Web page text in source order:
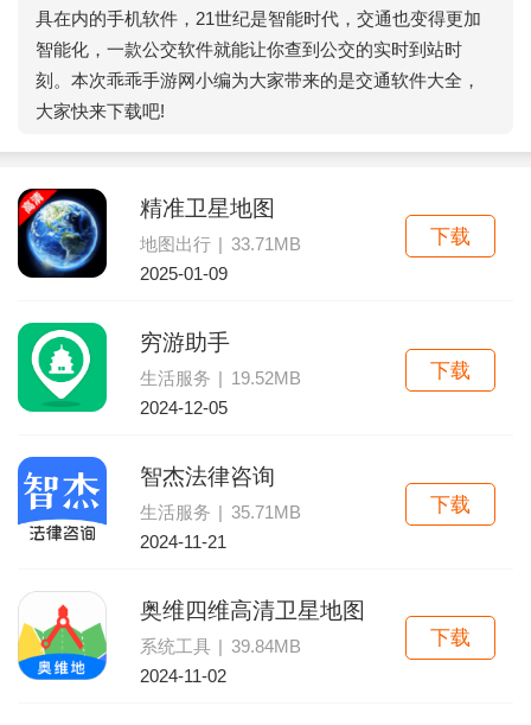
具在内的手机软件，21世纪是智能时代，交通也变得更加
智能化，一款公交软件就能让你查到公交的实时到站时
刻。本次乖乖手游网小编为大家带来的是交通软件大全，
大家快来下载吧!
精准卫星地图
地图出行 | 33.71MB
2025-01-09
下载
穷游助手
生活服务 | 19.52MB
2024-12-05
下载
智杰法律咨询
生活服务 | 35.71MB
2024-11-21
下载
奥维四维高清卫星地图
系统工具 | 39.84MB
2024-11-02
下载